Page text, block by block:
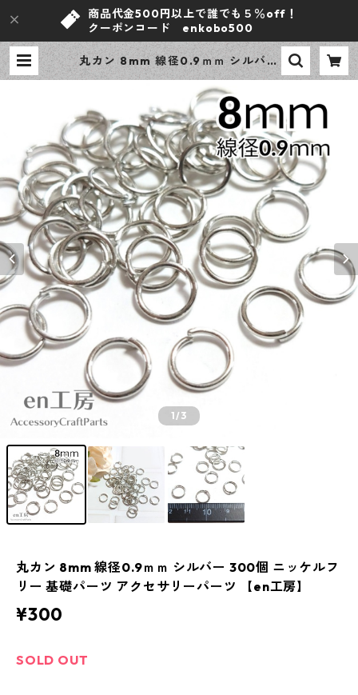
商品代金500円以上で誰でも５％off！
クーポンコード enkobo500
丸カン 8mm 線径0.9ｍｍ シルバー
300個 ニッケルフリー 基礎パーツ
アクセサリーパーツ 【en工房】 |
ｅｎ工房
1/3
丸カン 8mm 線径0.9ｍｍ シルバー 300個 ニッケルフ
リー 基礎パーツ アクセサリーパーツ 【en工房】
¥300
SOLD OUT